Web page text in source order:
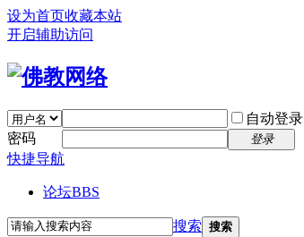
设为首页收藏本站
开启辅助访问
自动登录
密码
登录
快捷导航
论坛BBS
搜索 搜索